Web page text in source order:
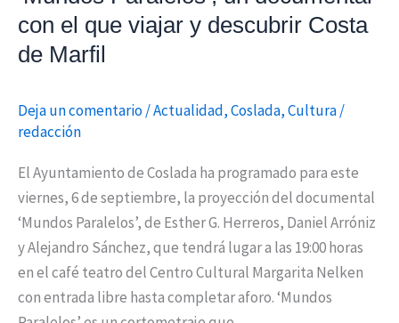
con el que viajar y descubrir Costa
de Marfil
Deja un comentario/Actualidad,Coslada,Cultura/
redacción
El Ayuntamiento de Coslada ha programado para este
viernes, 6 de septiembre, la proyección del documental
‘Mundos Paralelos’, de Esther G. Herreros, Daniel Arróniz
y Alejandro Sánchez, que tendrá lugar a las 19:00 horas
en el café teatro del Centro Cultural Margarita Nelken
con entrada libre hasta completar aforo. ‘Mundos
de
Marfil